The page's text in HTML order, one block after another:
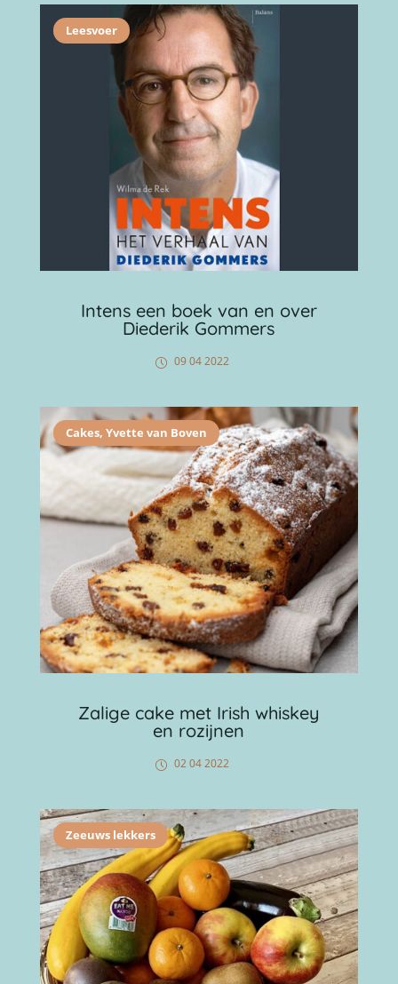
Leesvoer
Intens een boek van en over
Diederik Gommers
09 04 2022
Cakes, Yvette van Boven
Zalige cake met Irish whiskey
en rozijnen
02 04 2022
Zeeuws lekkers